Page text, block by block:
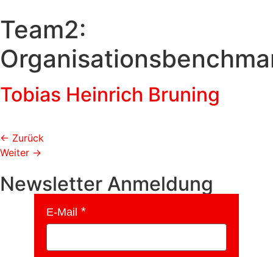
Team2:
Tobias Heinrich Bruning
← Zurück
Weiter →
Newsletter Anmeldung
E-Mail